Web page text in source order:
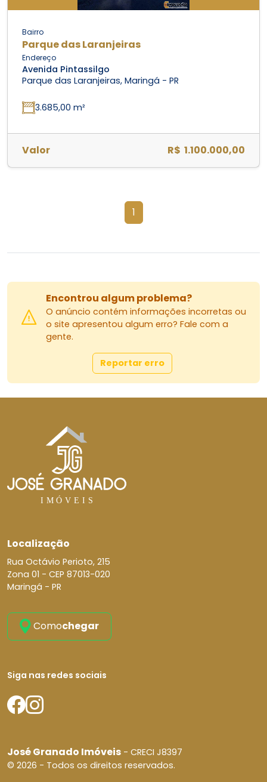
Bairro
Parque das Laranjeiras
Endereço
Avenida Pintassilgo
Parque das Laranjeiras, Maringá - PR
3.685,00 m²
Valor R$ 1.100.000,00
1
Encontrou algum problema?
O anúncio contém informações incorretas ou
o site apresentou algum erro? Fale com a
gente.
Reportar erro
Localização
Rua Octávio Perioto, 215
Zona 01 - CEP 87013-020
Maringá - PR
Comochegar
Siga nas redes sociais
José Granado Imóveis - CRECI J8397
© 2026 - Todos os direitos reservados.